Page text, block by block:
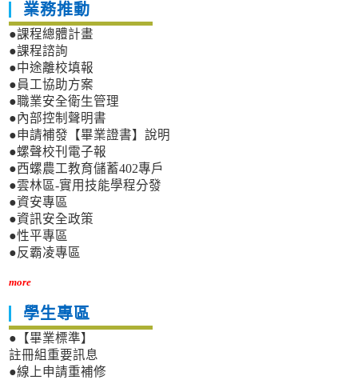
業務推動
●課程總體計畫
●課程諮詢
●中途離校填報
●員工協助方案
●職業安全衛生管理
●內部控制聲明書
●申請補發【畢業證書】說明
●螺聲校刊電子報
●西螺農工教育儲蓄402專戶
●雲林區-實用技能學程分發
●資安專區
●資訊安全政策
●性平專區
●反霸凌專區
more
學生專區
●【畢業標準】
註冊組重要訊息
●線上申請重補修